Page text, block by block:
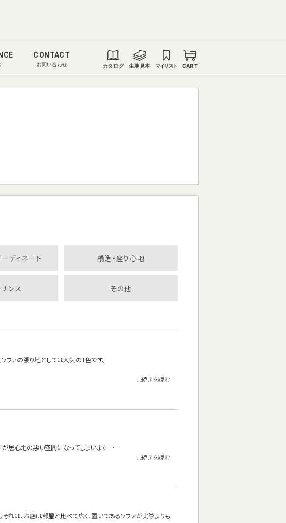
CONTACT
お問い合わせ カタログ 生地見本 マイリスト CART
ディネート 構造・座り心地
ンス その他
ファの張り地としては人気の1色です。
...続きを読む
ずが居心地の悪い空間になってしまいます……
...続きを読む
れは、お店は部屋と比べて広く、置いてあるソファが実際よりも